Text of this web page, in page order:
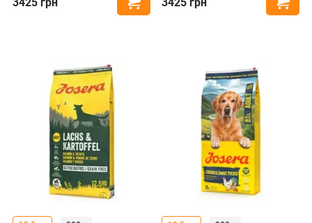
Купити